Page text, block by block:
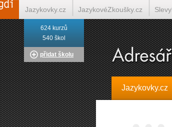
Jazykovky.cz
624 kurzů
540 škol
přidat školu
Jazykovky.cz JazykovéZkoušky.cz
Italština on-line Tlumočení-Překlady.cz